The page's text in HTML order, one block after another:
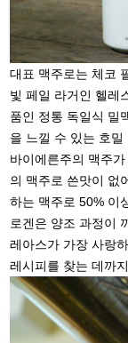
대표 맥주로는 체코
빛 페일 라거인 헬레
품인 정통 독일식 밀
을 느낄 수 있는 호
바이에른주의 맥주
의 맥주로 쓴맛이 없
하는 맥주로 50% 이
로겐은 양조 과정이
레아스가 가장 사랑
레시피를 찾는 데까